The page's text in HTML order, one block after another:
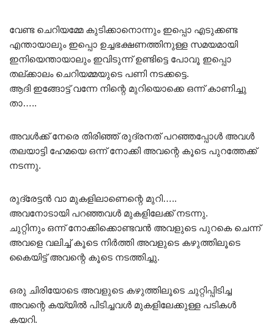
വേണ്ട ചെറിയമ്മേ കുടിക്കാനൊന്നും ഇപ്പൊ എടുക്കണ്ട
എന്തായാലും ഇപ്പൊ ഉച്ചഭക്ഷണത്തിനുള്ള സമയമായി
ഇനിയെന്തായാലും ഇവിടുന്ന് ഉണ്ടിട്ടെ പോവൂ ഇപ്പൊ
തല്ക്കാലം ചെറിയമ്മയുടെ പണി നടക്കട്ടെ.
ആദി ഇങ്ങോട്ട് വന്നേ നിന്റെ മുറിയൊക്കെ ഒന്ന് കാണിച്ചു
താ…..
അവൾക്ക് നേരെ തിരിഞ്ഞ് രുദ്രനത് പറഞ്ഞപ്പോൾ അവൾ
തലയാട്ടി ഹേമയെ ഒന്ന് നോക്കി അവന്റെ കൂടെ പുറത്തേക്ക്
നടന്നു.
രുദ്രേട്ടൻ വാ മുകളിലാണെന്റെ മുറി…..
അവനോടായി പറഞ്ഞവൾ മുകളിലേക്ക് നടന്നു.
ചുറ്റിനും ഒന്ന് നോക്കിക്കൊണ്ടവൻ അവളുടെ പുറകെ ചെന്ന്
അവളെ വലിച്ച് കൂടെ നിർത്തി അവളുടെ കഴുത്തിലൂടെ
കൈയിട്ട് അവന്റെ കൂടെ നടത്തിച്ചു.
ഒരു ചിരിയോടെ അവളുടെ കഴുത്തിലൂടെ ചുറ്റിപ്പിടിച്ച
അവന്റെ കയ്യിൽ പിടിച്ചവൾ മുകളിലേക്കുള്ള പടികൾ
കയറി.